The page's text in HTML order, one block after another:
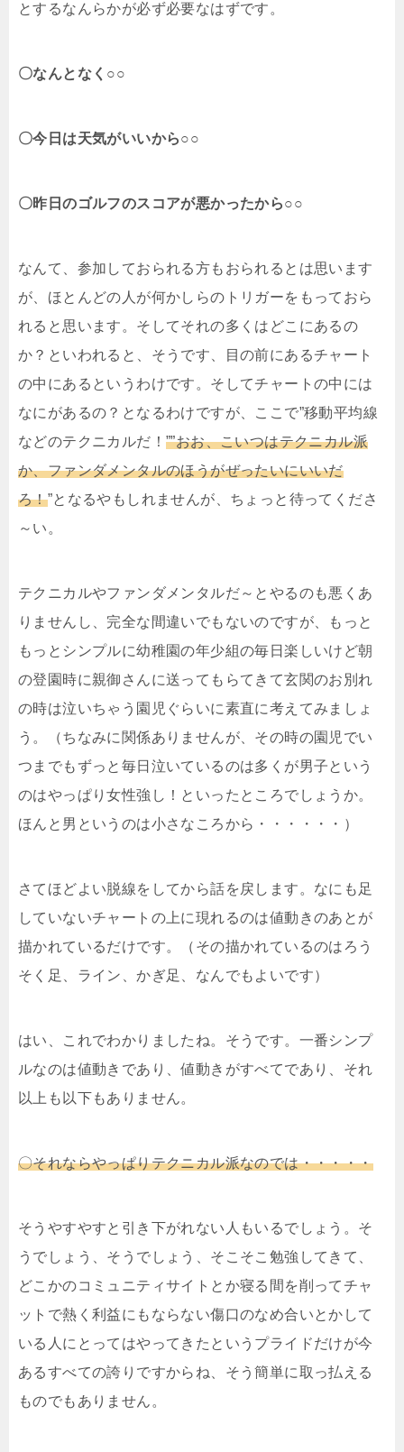
とするなんらかが必ず必要なはずです。
〇なんとなく○○
〇今日は天気がいいから○○
〇昨日のゴルフのスコアが悪かったから○○
なんて、参加しておられる方もおられるとは思います
が、ほとんどの人が何かしらのトリガーをもっておら
れると思います。そしてそれの多くはどこにあるの
か？といわれると、そうです、目の前にあるチャート
の中にあるというわけです。そしてチャートの中には
なにがあるの？となるわけですが、ここで”移動平均線
などのテクニカルだ！ ””おお、こいつはテクニカル派
か、ファンダメンタルのほうがぜったいにいいだ
ろ！”となるやもしれませんが、ちょっと待ってくださ
～い。
テクニカルやファンダメンタルだ～とやるのも悪くあ
りませんし、完全な間違いでもないのですが、もっと
もっとシンプルに幼稚園の年少組の毎日楽しいけど朝
の登園時に親御さんに送ってもらてきて玄関のお別れ
の時は泣いちゃう園児ぐらいに素直に考えてみましょ
う。（ちなみに関係ありませんが、その時の園児でい
つまでもずっと毎日泣いているのは多くが男子という
のはやっぱり女性強し！といったところでしょうか。
ほんと男というのは小さなころから・・・・・・）
さてほどよい脱線をしてから話を戻します。なにも足
していないチャートの上に現れるのは値動きのあとが
描かれているだけです。（その描かれているのはろう
そく足、ライン、かぎ足、なんでもよいです）
はい、これでわかりましたね。そうです。一番シンプ
ルなのは値動きであり、値動きがすべてであり、それ
以上も以下もありません。
〇それならやっぱりテクニカル派なのでは・・・・・
そうやすやすと引き下がれない人もいるでしょう。そ
うでしょう、そうでしょう、そこそこ勉強してきて、
どこかのコミュニティサイトとか寝る間を削ってチャ
ットで熱く利益にもならない傷口のなめ合いとかして
いる人にとってはやってきたというプライドだけが今
あるすべての誇りですからね、そう簡単に取っ払える
ものでもありません。